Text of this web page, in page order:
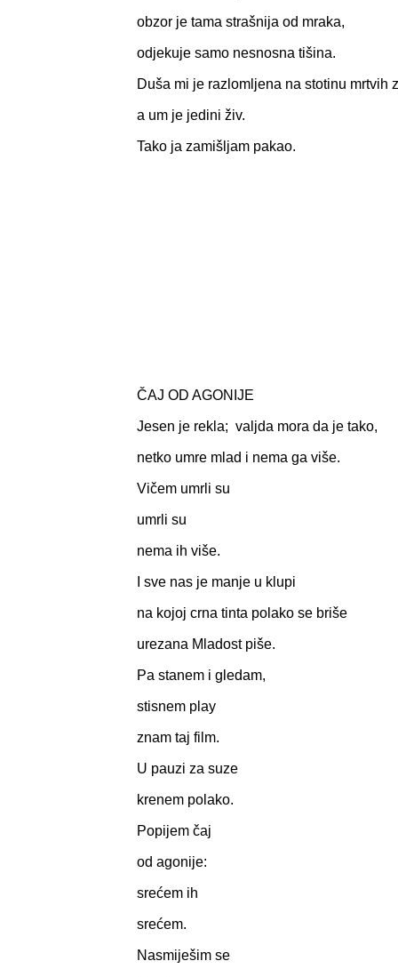
obzor je tama strašnija od mraka,
odjekuje samo nesnosna tišina.
Duša mi je razlomljena na stotinu mrtvih
a um je jedini živ.
Tako ja zamišljam pakao.
ČAJ OD AGONIJE
Jesen je rekla; valjda mora da je tako,
netko umre mlad i nema ga više.
Vičem umrli su
umrli su
nema ih više.
I sve nas je manje u klupi
na kojoj crna tinta polako se briše
urezana Mladost piše.
Pa stanem i gledam,
stisnem play
znam taj film.
U pauzi za suze
krenem polako.
Popijem čaj
od agonije:
srećem ih
srećem.
Nasmiješim se